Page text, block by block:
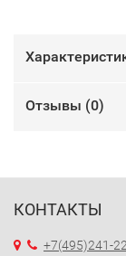
Отзывы (0)
КОНТАКТЫ
+7(495)241-